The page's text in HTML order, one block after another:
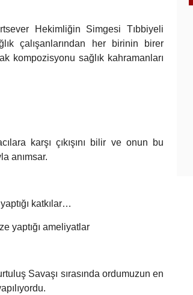
Hekimliğin Simgesi Tıbbiyeli
çalışanlarından her birinin birer
kompozisyonu sağlık kahramanları
karşı çıkışını bilir ve onun bu
anımsar.
katkılar…
yaptığı ameliyatlar
Savaşı sırasında ordumuzun en